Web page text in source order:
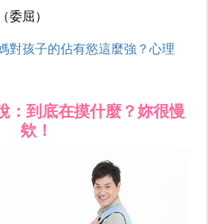
屈）
對孩子的佔有慾這麼強？心理
：到底在摸什麼？妳很慢
欸！